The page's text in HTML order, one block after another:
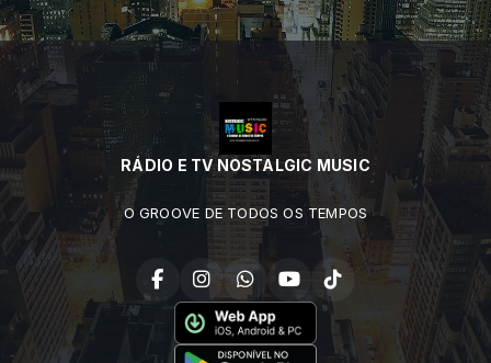
RÁDIO E TV NOSTALGIC MUSIC
O GROOVE DE TODOS OS TEMPOS